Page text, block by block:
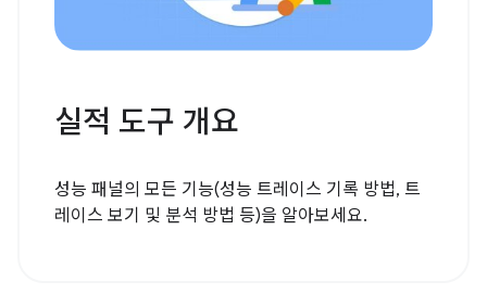
실적 도구 개요
성능 패널의 모든 기능(성능 트레이스 기록 방법, 트
레이스 보기 및 분석 방법 등)을 알아보세요.